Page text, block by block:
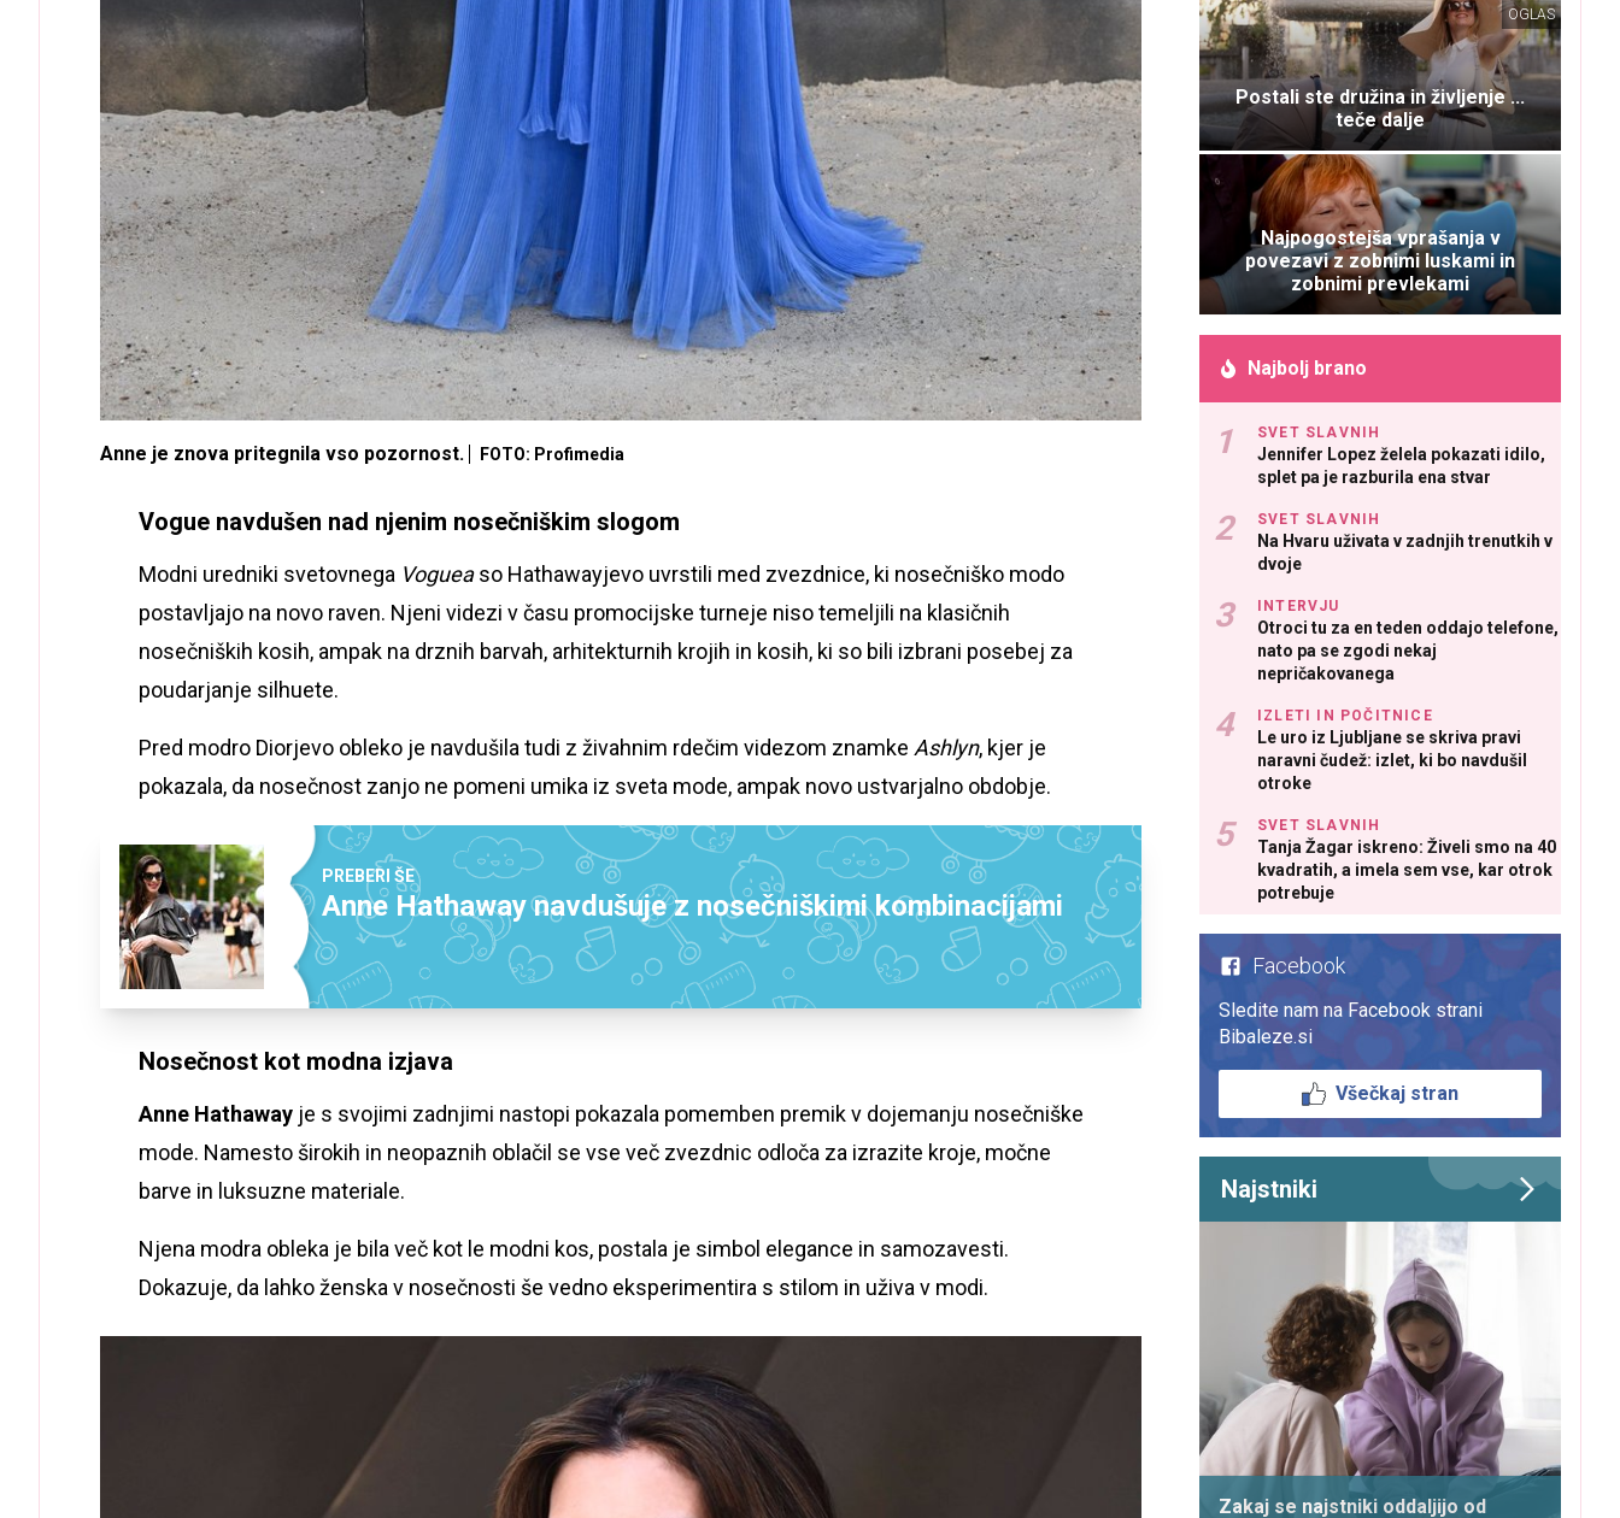
Anne je znova pritegnila vso pozornost. FOTO: Profimedia
Vogue navdušen nad njenim nosečniškim slogom
Modni uredniki svetovnega Vogueaso Hathawayjevo uvrstili med zvezdnice, ki nosečniško modo
postavljajo na novo raven. Njeni videzi v času promocijske turneje niso temeljili na klasičnih
nosečniških kosih, ampak na drznih barvah, arhitekturnih krojih in kosih, ki so bili izbrani posebej za
poudarjanje silhuete.
Pred modro Diorjevo obleko je navdušila tudi z živahnim rdečim videzom znamke Ashlyn, kjer je
pokazala, da nosečnost zanjo ne pomeni umika iz sveta mode, ampak novo ustvarjalno obdobje.
PREBERI ŠE
Anne Hathaway navdušuje z nosečniškimi kombinacijami
Nosečnost kot modna izjava
Anne Hathaway je s svojimi zadnjimi nastopi pokazala pomemben premik v dojemanju nosečniške
mode. Namesto širokih in neopaznih oblačil se vse več zvezdnic odloča za izrazite kroje, močne
barve in luksuzne materiale.
Njena modra obleka je bila več kot le modni kos, postala je simbol elegance in samozavesti.
Dokazuje, da lahko ženska v nosečnosti še vedno eksperimentira s stilom in uživa v modi.
OGLAS
Postali ste družina in življenje ...
teče dalje
Najpogostejša vprašanja v
povezavi z zobnimi luskami in
zobnimi prevlekami
Najbolj brano
SVET SLAVNIH
Jennifer Lopez želela pokazati idilo,
splet pa je razburila ena stvar
SVET SLAVNIH
Na Hvaru uživata v zadnjih trenutkih v
dvoje
INTERVJU
Otroci tu za en teden oddajo telefone,
nato pa se zgodi nekaj
nepričakovanega
IZLETI IN POČITNICE
Le uro iz Ljubljane se skriva pravi
naravni čudež: izlet, ki bo navdušil
otroke
SVET SLAVNIH
Tanja Žagar iskreno: Živeli smo na 40
kvadratih, a imela sem vse, kar otrok
potrebuje
Facebook
Sledite nam na Facebook strani
Bibaleze.si
Všečkaj stran
Najstniki
Zakaj se najstniki oddaljijo od